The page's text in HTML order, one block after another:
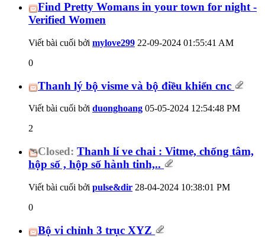
Find Pretty Womans in your town for night -
Verified Women
Viết bài cuối bởi mylove299 22-09-2024 01:55:41 AM
0
Thanh lý bộ visme và bộ điều khiển cnc
Viết bài cuối bởi duonghoang 05-05-2024 12:54:48 PM
2
Closed: Thanh lí ve chai : Vitme, chống tâm,
hộp số , hộp số hành tinh,..
Viết bài cuối bởi pulse&dir 28-04-2024 10:38:01 PM
0
Bộ vi chỉnh 3 trục XYZ